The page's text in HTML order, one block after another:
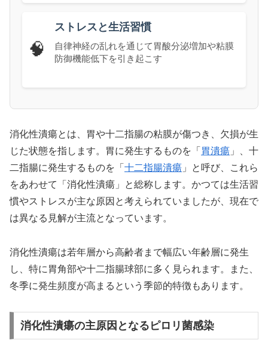
🧠
ストレスと生活習慣
自律神経の乱れを通じて胃酸分泌増加や粘膜
防御機能低下を引き起こす
消化性潰瘍とは、胃や十二指腸の粘膜が傷つき、欠損が生
じた状態を指します。胃に発生するものを「 胃潰瘍 」、十
二指腸に発生するものを「 十二指腸潰瘍 」と呼び、これら
をあわせて「消化性潰瘍」と総称します。かつては生活習
慣やストレスが主な原因と考えられていましたが、現在で
は異なる見解が主流となっています。
消化性潰瘍は若年層から高齢者まで幅広い年齢層に発生
し、特に胃角部や十二指腸球部に多く見られます。また、
冬季に発生頻度が高まるという季節的特徴もあります。
消化性潰瘍の主原因となるピロリ菌感染